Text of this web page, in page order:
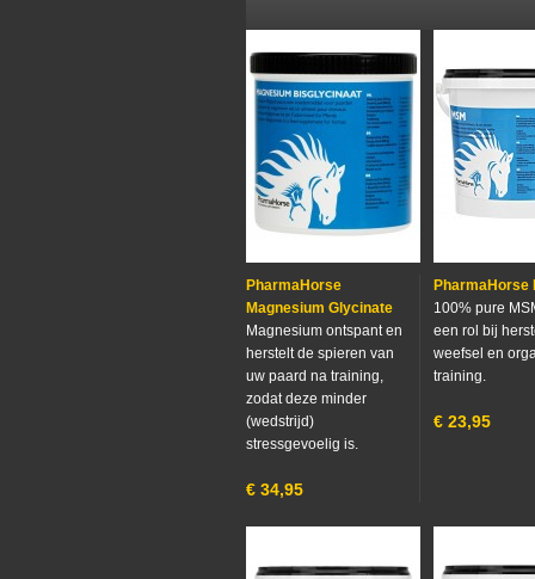
PharmaHorse
Magnesium Glycinate
Magnesium ontspant en
herstelt de spieren van
uw paard na training,
zodat deze minder
(wedstrijd)
stressgevoelig is.
€ 34,95
PharmaHorse
100% pure
een rol bij
weefsel en
training.
€ 23,95